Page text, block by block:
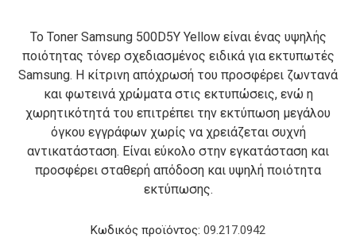
Το Toner Samsung 500D5Y Yellow είναι ένας υψηλής
ποιότητας τόνερ σχεδιασμένος ειδικά για εκτυπωτές
Samsung. Η κίτρινη απόχρωσή του προσφέρει ζωντανά
και φωτεινά χρώματα στις εκτυπώσεις, ενώ η
χωρητικότητά του επιτρέπει την εκτύπωση μεγάλου
όγκου εγγράφων χωρίς να χρειάζεται συχνή
αντικατάσταση. Είναι εύκολο στην εγκατάσταση και
προσφέρει σταθερή απόδοση και υψηλή ποιότητα
εκτύπωσης.
Κωδικός προϊόντος: 09.217.0942